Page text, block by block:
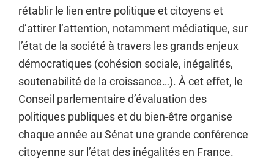
rétablir le lien entre politique et citoyens et
d’attirer l’attention, notamment médiatique, sur
l’état de la société à travers les grands enjeux
démocratiques (cohésion sociale, inégalités,
soutenabilité de la croissance…). À cet effet, le
Conseil parlementaire d’évaluation des
politiques publiques et du bien-être organise
chaque année au Sénat une grande conférence
citoyenne sur l’état des inégalités en France.